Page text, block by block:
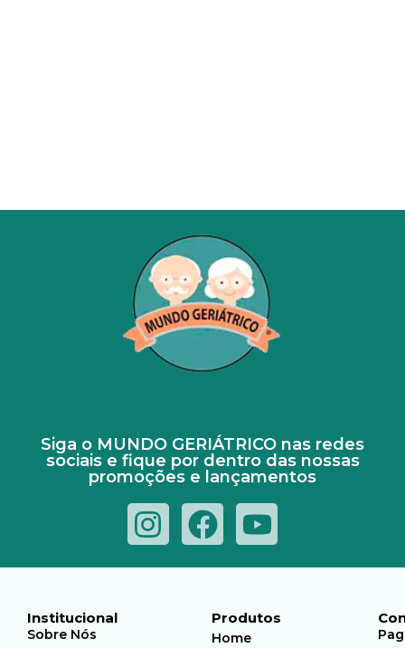
Siga o MUNDO GERIÁTRICO nas redes
sociais e fique por dentro das nossas
promoções e lançamentos
Institucional
Sobre Nós
Produtos
Home